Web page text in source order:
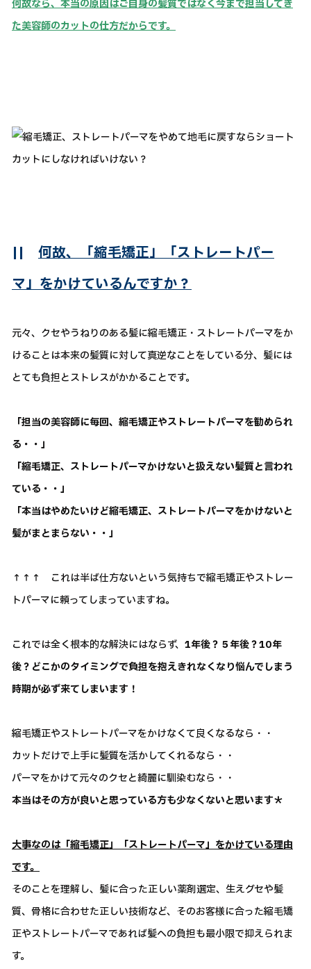
何故なら、本当の原因はご自身の髪質ではなく今まで担当してき
た美容師のカットの仕方だからです。
|| 何故、「縮毛矯正」「ストレートパー
マ」をかけているんですか？
元々、クセやうねりのある髪に縮毛矯正・ストレートパーマをか
けることは本来の髪質に対して真逆なことをしている分、髪には
とても負担とストレスがかかることです。
「担当の美容師に毎回、縮毛矯正やストレートパーマを勧められ
る・・」
「縮毛矯正、ストレートパーマかけないと扱えない髪質と言われ
ている・・」
「本当はやめたいけど縮毛矯正、ストレートパーマをかけないと
髪がまとまらない・・」
↑↑↑ これは半ば仕方ないという気持ちで縮毛矯正やストレー
トパーマに頼ってしまっていますね。
これでは全く根本的な解決にはならず、 1年後？５年後？10年
後？どこかのタイミングで負担を抱えきれなくなり悩んでしまう
時期が必ず来てしまいます！
縮毛矯正やストレートパーマをかけなくて良くなるなら・・
カットだけで上手に髪質を活かしてくれるなら・・
パーマをかけて元々のクセと綺麗に馴染むなら・・
本当はその方が良いと思っている方も少なくないと思います＊
大事なのは「縮毛矯正」「ストレートパーマ」をかけている理由
です。
そのことを理解し、髪に合った正しい薬剤選定、生えグセや髪
質、骨格に合わせた正しい技術など、そのお客様に合った縮毛矯
正やストレートパーマであれば髪への負担も最小限で抑えられま
す。